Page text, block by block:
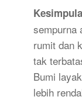
sempurna
rumit dan
tak
Bumi
lebih